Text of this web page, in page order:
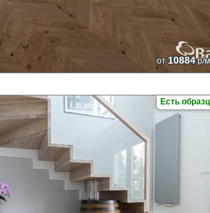
от10884р/
Есть